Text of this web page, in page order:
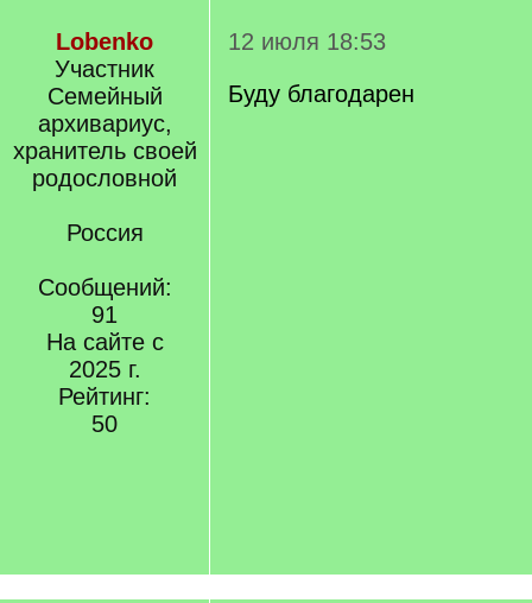
Lobenko
Участник
Семейный
архивариус,
хранитель своей
родословной
Россия
Сообщений:
91
На сайте с
2025 г.
Рейтинг:
50
12 июля 18:53
Буду благодарен